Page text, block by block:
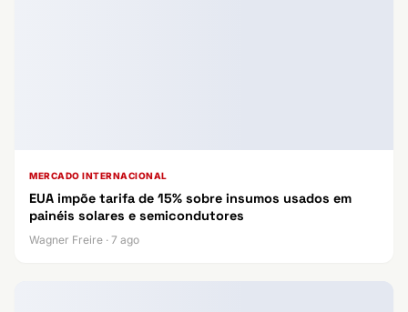
MERCADO INTERNACIONAL
EUA impõe tarifa de 15% sobre insumos usados em
painéis solares e semicondutores
Wagner Freire · 7 ago